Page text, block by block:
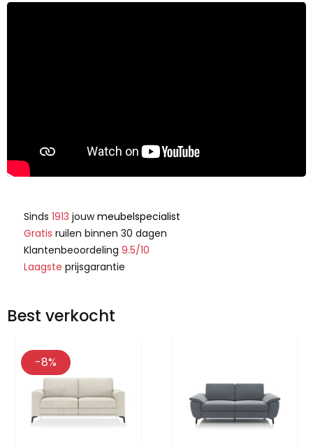
Sinds 1913 jouwmeubelspecialist
Gratis ruilen binnen 30 dagen
Klantenbeoordeling 9.5/10
Laagste prijsgarantie
Best verkocht
-8%